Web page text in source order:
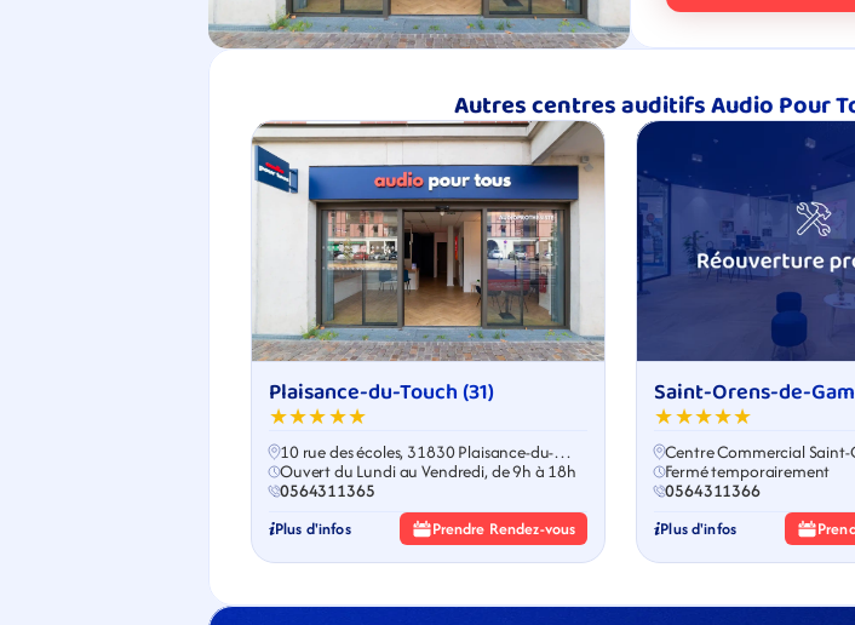
Autres centres auditifs Audio Pour
Plaisance-du-Touch (31)
★★★★★
10 rue des écoles, 31830 Plaisance-du-
Touch
Ouvert du Lundi au Vendredi, de 9h à 18h
0564311365
Plus d'infos Prendre Rendez-vous
Saint-Orens-de-
★★★★★
Centre Commercial Saint-
Fermé temporairement
0564311366
Plus d'infos